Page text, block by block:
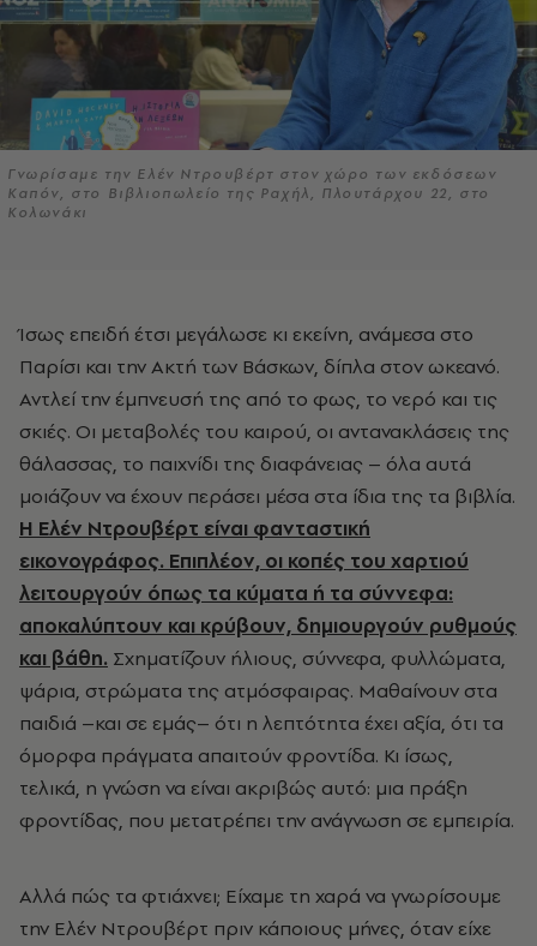
Γνωρίσαμε την Ελέν Ντρουβέρτ στον χώρο των εκδόσεων
Καπόν, στο Βιβλιοπωλείο της Ραχήλ, Πλουτάρχου 22, στο
Κολωνάκι
Ίσως επειδή έτσι μεγάλωσε κι εκείνη, ανάμεσα στο
Παρίσι και την Ακτή των Βάσκων, δίπλα στον ωκεανό.
Αντλεί την έμπνευσή της από το φως, το νερό και τις
σκιές. Οι μεταβολές του καιρού, οι αντανακλάσεις της
θάλασσας, το παιχνίδι της διαφάνειας – όλα αυτά
μοιάζουν να έχουν περάσει μέσα στα ίδια της τα βιβλία.
Η Ελέν Ντρουβέρτ είναι φανταστική
εικονογράφος. Επιπλέον, οι κοπές του χαρτιού
λειτουργούν όπως τα κύματα ή τα σύννεφα:
αποκαλύπτουν και κρύβουν, δημιουργούν ρυθμούς
και βάθη. Σχηματίζουν ήλιους, σύννεφα, φυλλώματα,
ψάρια, στρώματα της ατμόσφαιρας. Μαθαίνουν στα
παιδιά –και σε εμάς– ότι η λεπτότητα έχει αξία, ότι τα
όμορφα πράγματα απαιτούν φροντίδα. Κι ίσως,
τελικά, η γνώση να είναι ακριβώς αυτό: μια πράξη
φροντίδας, που μετατρέπει την ανάγνωση σε εμπειρία.
Αλλά πώς τα φτιάχνει; Είχαμε τη χαρά να γνωρίσουμε
την Ελέν Ντρουβέρτ πριν κάποιους μήνες, όταν είχε